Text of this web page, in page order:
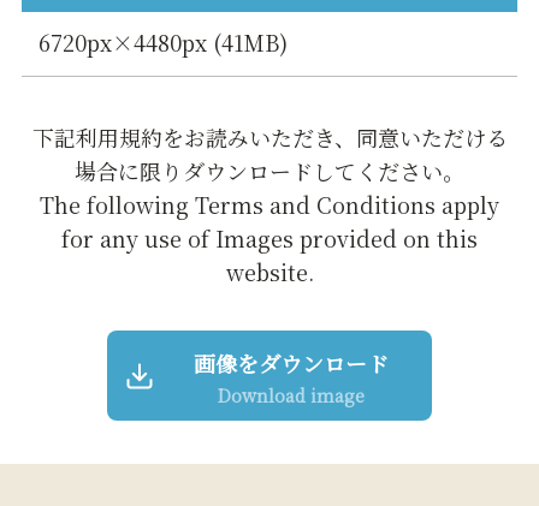
6720px×4480px (41MB)
下記利用規約をお読みいただき、同意いただける
場合に限りダウンロードしてください。
The following Terms and Conditions apply
for any use of Images provided on this
website.
画像をダウンロード
Download image